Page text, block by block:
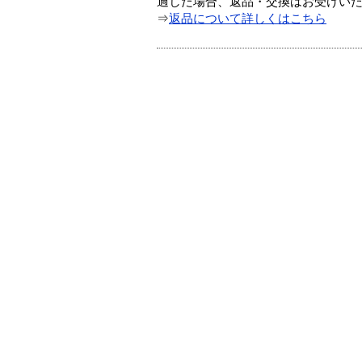
⇒返品について詳しくはこちら